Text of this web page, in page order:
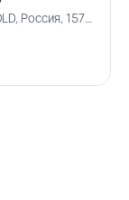
SUNNY GOLD, Россия, 157100121